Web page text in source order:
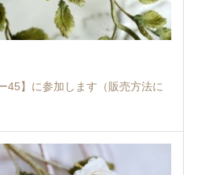
45】に参加します（販売方法に